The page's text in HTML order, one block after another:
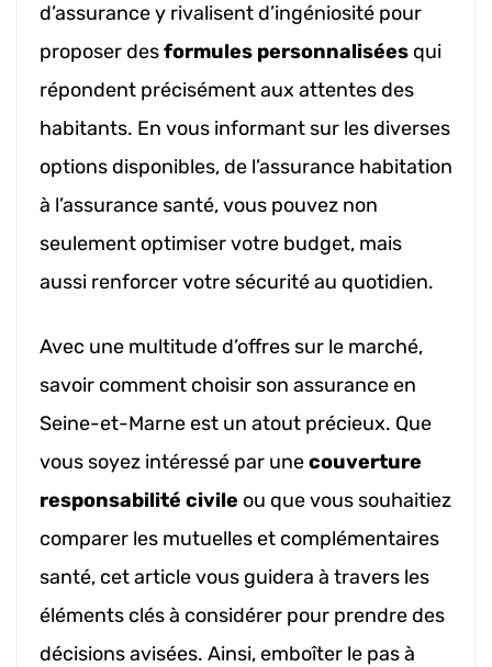
d’assurance y rivalisent d’ingéniosité pour
proposer desformules personnalisées qui
répondent précisément aux attentes des
habitants. En vous informant sur les diverses
options disponibles, de l’assurance habitation
à l’assurance santé, vous pouvez non
seulement optimiser votre budget, mais
aussi renforcer votre sécurité au quotidien.
Avec une multitude d’offres sur le marché,
savoir comment choisir son assurance en
Seine-et-Marne est un atout précieux. Que
vous soyez intéressé par unecouverture
responsabilité civile ou que vous souhaitiez
comparer les mutuelles et complémentaires
santé, cet article vous guidera à travers les
éléments clés à considérer pour prendre des
décisions avisées. Ainsi, emboîter le pas à